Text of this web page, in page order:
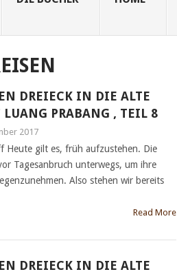
DREIECK IN DIE ALTE
LUANG PRABANG , TEIL 8
2017
Heute gilt es, früh aufzustehen. Die
Tagesanbruch unterwegs, um ihre
Also stehen wir bereits
Read More
DREIECK IN DIE ALTE